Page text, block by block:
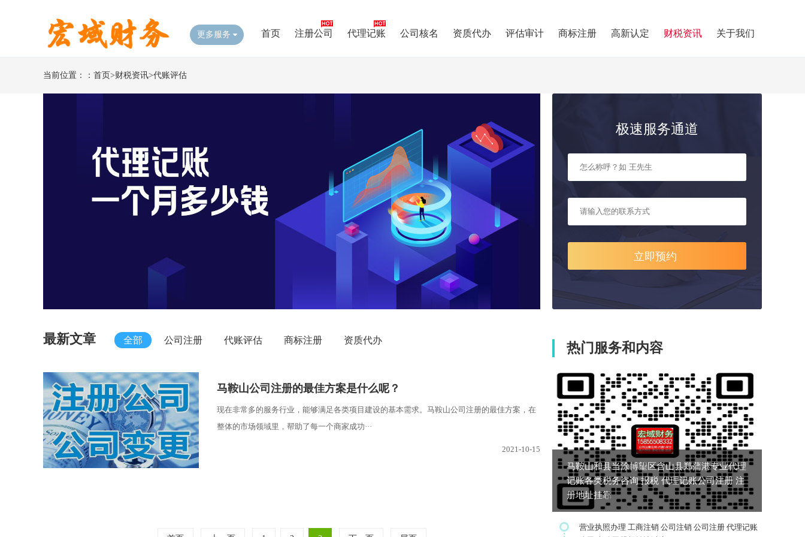
更多服务 首页 注册公司 代理记账 公司核名 资质代办 评估审计 商标注册 高新认定 财税资讯 关于我们
当前位置：： 首页>财税资讯>代账评估
极速服务通道
最新文章 全部 公司注册 代账评估 商标注册 资质代办
​马鞍山公司注册的最佳方案是什么呢？
现在非常多的服务行业，能够满足各类项目建设的基本需求。马鞍山公司注册的最佳方案，在
整体的市场领域里，帮助了每一个商家成功···
2021-10-15
热门服务和内容
马鞍山和县当涂博望区含山县郑蒲港专业代理
记账各类税务咨询 报税 代理记账公司注册 注
册地址挂靠
营业执照办理 工商注销 公司注销 公司注册 代理记账